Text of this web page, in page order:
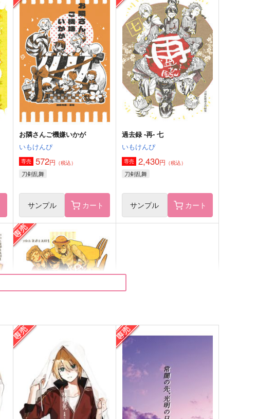
Leave a little sparkle wherev
er you go
いもけんぴ
715円（税込）
フリンズ
サンプル 作品詳細
今日は何する？
けんぴ茶屋
549円（税込）
山田利吉×土井半助
サンプル 作品詳細
傍らに咲き揃う
1,715
サンプル 作品詳細
770
サンプル 作品詳細
お隣さんご機嫌いかが
いもけんぴ
専売 572円 （税込）
刀剣乱舞
サンプル カート
過去録 -再- 七
いもけんぴ
専売 2,430円 （税込）
刀剣乱舞
サンプル カート
過去録 -再- 壱ト弐
いもけんぴ
専売 3,287 円（税込）
刀剣乱舞
山伏国広